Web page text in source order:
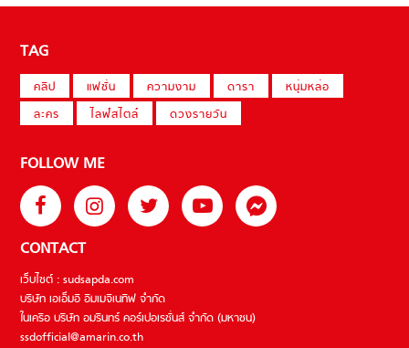
TAG
คลิป แฟชั่น ความงาม ดารา
หนุ่มหล่อ
ละคร
ไลฟ์สไตล์ ดวงรายวัน
FOLLOW ME
CONTACT
เว็บไซต์ : sudsapda.com
บริษัท เอเอ็มอี อิมเมจิเนทีฟ จำกัด
ในเครือ บริษัท อมรินทร์ คอร์เปอเรชั่นส์ จำกัด (มหาชน)
ssdofficial@amarin.co.th